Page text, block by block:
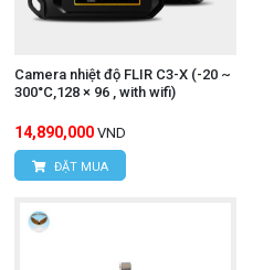
- TP HỒ CHÍ MINH
Đình Cúc, Xã Tân
Thành phố Hồ Chí
Camera nhiệt độ FLIR C3-X (-20 ~
300°C,128 × 96 , with wifi)
14,890,000 VND
ĐẶT MUA